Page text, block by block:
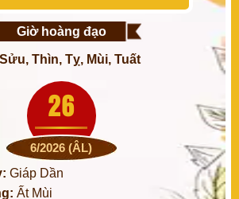
Giờ hoàng đạo
Thìn, Tỵ, Mùi, Tuất
26
6/2026 (ÂL)
Giáp Dần
Ất Mùi